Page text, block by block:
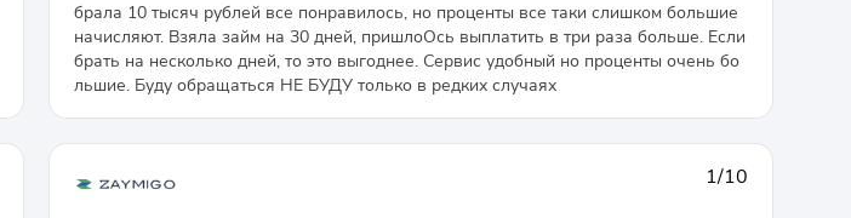
брала 10 тысяч рублей все понравилось, но проценты все таки слишком большие
начисляют. Взяла займ на 30 дней, пришлоОсь выплатить в три раза больше. Если
брать на несколько дней, то это выгоднее. Сервис удобный но проценты очень бо
льшие. Буду обращаться НЕ БУДУ только в редких случаях
1/10